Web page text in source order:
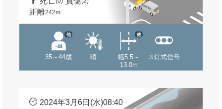
距離242m
35～44歳
他
晴
幅5.5～
13.0m
他
３灯式信号
2024年3月6日(水)08:40